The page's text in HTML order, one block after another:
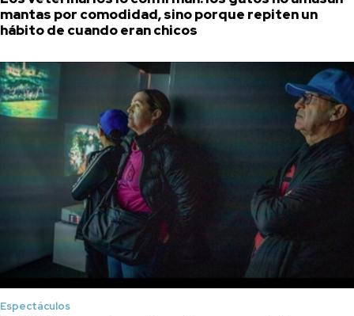
mantas por comodidad, sino porque repiten un
hábito de cuando eran chicos
Espectáculos